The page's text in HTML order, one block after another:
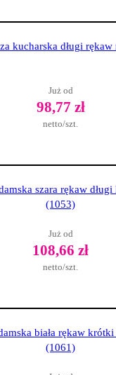
kucharska długi rękaw
Już od
98,77 zł
netto/szt.
szara rękaw
(1053)
Już od
108,66 zł
netto/szt.
biała rękaw
(1061)